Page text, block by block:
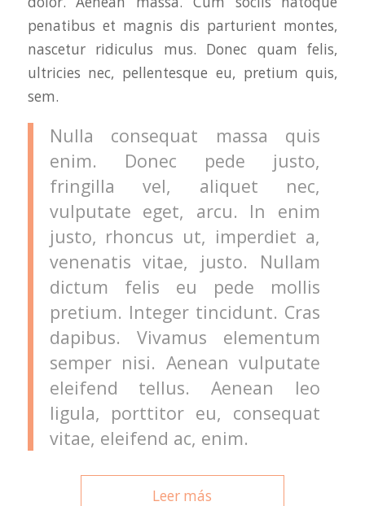
penatibus et magnis dis parturient montes,
nascetur ridiculus mus. Donec quam felis,
ultricies nec, pellentesque eu, pretium quis,
sem.
Nulla consequat massa quis
enim. Donec pede justo,
fringilla vel, aliquet nec,
vulputate eget, arcu. In enim
justo, rhoncus ut, imperdiet a,
venenatis vitae, justo. Nullam
dictum felis eu pede mollis
pretium. Integer tincidunt. Cras
dapibus. Vivamus elementum
semper nisi. Aenean vulputate
eleifend tellus. Aenean leo
ligula, porttitor eu, consequat
vitae, eleifend ac, enim.
Leer más